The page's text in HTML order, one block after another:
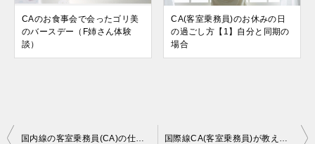
CAのお食事会で会ったゴリ美
のバースデー（F姉さん体験
談）
CA(客室乗務員)のお休みの日
の過ごし方【1】自分と同期の
場合
投